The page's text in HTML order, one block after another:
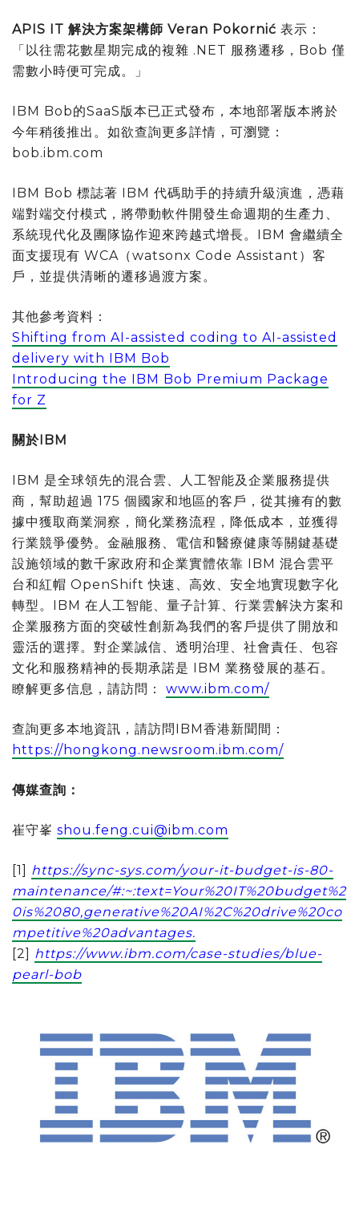
APIS IT 解決方案架構師 Veran Pokornić 表示：
「以往需花數星期完成的複雜 .NET 服務遷移，Bob 僅
需數小時便可完成。」
IBM Bob的SaaS版本已正式發布，本地部署版本將於
今年稍後推出。如欲查詢更多詳情，可瀏覽：
bob.ibm.com
IBM Bob 標誌著 IBM 代碼助手的持續升級演進，憑藉
端對端交付模式，將帶動軟件開發生命週期的生產力、
系統現代化及團隊協作迎來跨越式增長。IBM 會繼續全
面支援現有 WCA（watsonx Code Assistant）客
戶，並提供清晰的遷移過渡方案。
其他參考資料：
Shifting from AI-assisted coding to AI-assisted
delivery with IBM Bob
Introducing the IBM Bob Premium Package
for Z
關於 IBM
IBM 是全球領先的混合雲、人工智能及企業服務提供
商，幫助超過 175 個國家和地區的客戶，從其擁有的數
據中獲取商業洞察，簡化業務流程，降低成本，並獲得
行業競爭優勢。金融服務、電信和醫療健康等關鍵基礎
設施領域的數千家政府和企業實體依靠 IBM 混合雲平
台和紅帽 OpenShift 快速、高效、安全地實現數字化
轉型。IBM 在人工智能、量子計算、行業雲解決方案和
企業服務方面的突破性創新為我們的客戶提供了開放和
靈活的選擇。對企業誠信、透明治理、社會責任、包容
文化和服務精神的長期承諾是 IBM 業務發展的基石。
瞭解更多信息，請訪問： www.ibm.com/
查詢更多本地資訊，請訪問IBM香港新聞間：
https://hongkong.newsroom.ibm.com/
傳媒查詢：
崔守峯 shou.feng.cui@ibm.com
[1] https://sync-sys.com/your-it-budget-is-80-
maintenance/#:~:text=Your%20IT%20budget%2
0is%2080,generative%20AI%2C%20drive%20co
mpetitive%20advantages.
[2] https://www.ibm.com/case-studies/blue-
pearl-bob